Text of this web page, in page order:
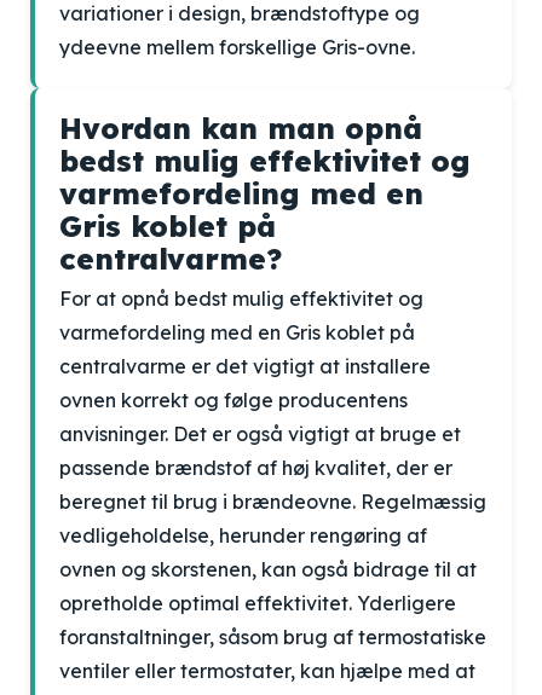
variationer i design, brændstoftype og
ydeevne mellem forskellige Gris-ovne.
Hvordan kan man opnå
bedst mulig effektivitet og
varmefordeling med en
Gris koblet på
centralvarme?
For at opnå bedst mulig effektivitet og
varmefordeling med en Gris koblet på
centralvarme er det vigtigt at installere
ovnen korrekt og følge producentens
anvisninger. Det er også vigtigt at bruge et
passende brændstof af høj kvalitet, der er
beregnet til brug i brændeovne. Regelmæssig
vedligeholdelse, herunder rengøring af
ovnen og skorstenen, kan også bidrage til at
opretholde optimal effektivitet. Yderligere
foranstaltninger, såsom brug af termostatiske
ventiler eller termostater, kan hjælpe med at